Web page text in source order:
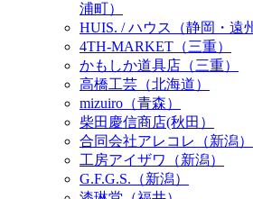
浦町）
HUIS. / ハウス（静岡・遠
4TH-MARKET（三重）
かもしか道具店（三重）
高橋工芸（北海道）
mizuiro（青森）
柴田慶信商店(秋田）
合同会社アレコレ（新潟）
工房アイザワ（新潟）
G.F.G.S.（新潟）